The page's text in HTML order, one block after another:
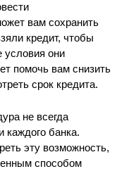
вам сохранить
кредит, чтобы
условия они
помочь вам снизить
срок кредита.
не всегда
каждого банка.
эту возможность,
способом